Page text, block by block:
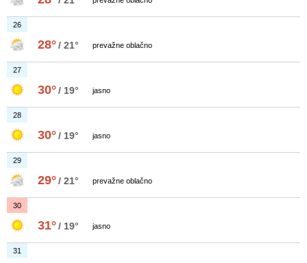
26
28°/ 21° prevažne oblačno
27
30°/ 19° jasno
28
30°/ 19° jasno
29
29°/ 21° prevažne oblačno
30
31°/ 19° jasno
31